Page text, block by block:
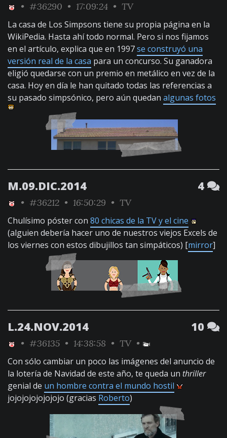
• #36290 • 17:09:24 • TV
La casa de Los Simpsons tiene su propia página en la
WikiPedia. Hasta ahí todo normal. Pero si nos fijamos
en el artículo, explica que en 1997se construyó una
versión real de la casa para un concurso. Su ganadora
eligió quedarse con un premio en metálico en vez de la
casa. Hoy en día le han quitado todas las referencias a
su pasado simpsónico, pero aún quedan algunas fotos
M.09.DIC.2014 4
• #36212 • 16:50:29 • TV
Chulísimo póster con 80 chicas de la TV y el cine
(alguien debería hacer uno de nuestros viejos Excels de
los viernes con estos dibujillos tan simpáticos) [mirror]
L.24.NOV.2014 10
• #36135 • 14:38:58 • TV•
Con sólo cambiar un poco las imágenes del anuncio de
la lotería de Navidad de este año, te queda un thriller
genial de un hombre contra el mundo hostil
jojojojojojojojo (gracias Roberto)